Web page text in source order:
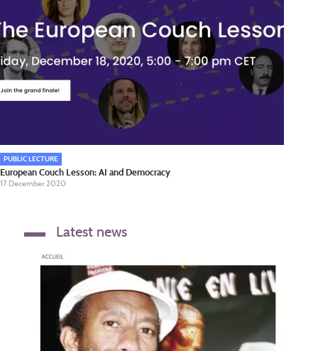
PUBLIC LECTURE
European Couch Lesson: AI and Democracy
17 December 2020
Latest news